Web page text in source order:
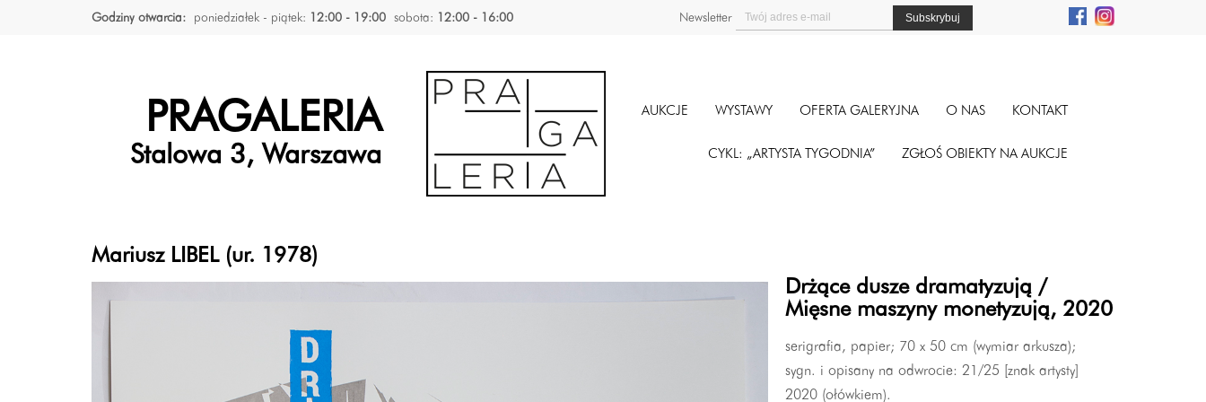
Godziny otwarcia: poniedziałek - piątek: 12:00 - 19:00 sobota: 12:00 - 16:00 Newsletter
PRAGALERIA
Stalowa 3, Warszawa
AUKCJE WYSTAWY OFERTA GALERYJNA O NAS KONTAKT
CYKL: „ARTYSTA TYGODNIA” ZGŁOŚ OBIEKTY NA AUKCJE
Mariusz LIBEL (ur. 1978)
Drżące dusze dramatyzują /
Mięsne maszyny monetyzują, 2020
serigrafia, papier; 70 x 50 cm (wymiar arkusza);
sygn. i opisany na odwrocie: 21/25 [znak artysty]
2020 (ołówkiem).